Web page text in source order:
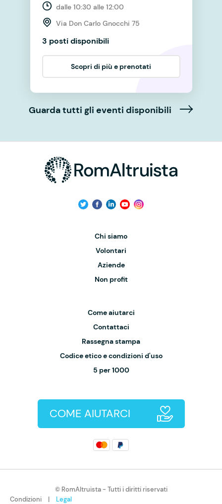
dalle 10:30 alle 12:00
Via Don Carlo Gnocchi 75
3 posti disponibili
Scopri di più e prenotati
Guarda tutti gli eventi disponibili
Chi siamo
Volontari
Aziende
Non profit
Come aiutarci
Contattaci
Rassegna stampa
Codice etico e condizioni d'uso
5 per 1000
COME AIUTARCI
© RomAltruista - Tutti i diritti riservati
Condizioni
| Legal